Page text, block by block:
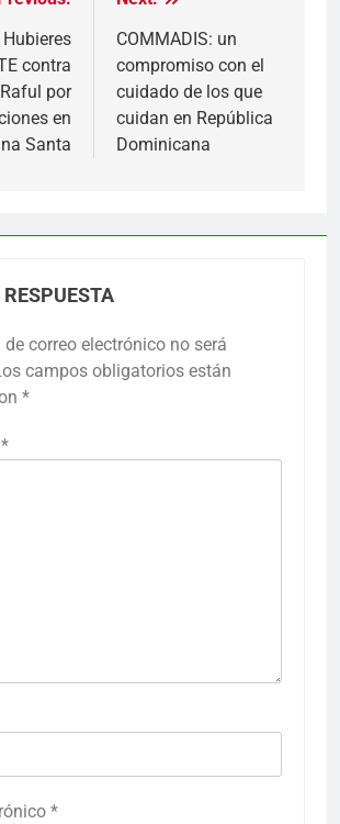
contra
por
en
Santa
COMMADIS: un
compromiso con el
cuidado de los que
cuidan en República
Dominicana
correo electrónico no será
campos obligatorios están
*
*
*